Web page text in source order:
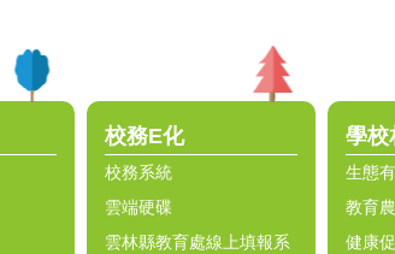
校務E化
校務系統
雲端硬碟
雲林縣教育處線上填報系
學校
生態
教育
健康